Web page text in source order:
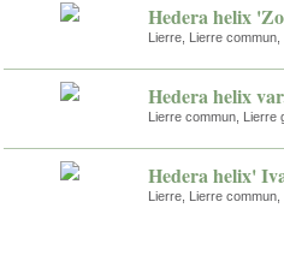
Hedera helix
Lierre, Lierre
Hedera helix
Lierre commun, Lierre
Hedera helix'
Lierre, Lierre